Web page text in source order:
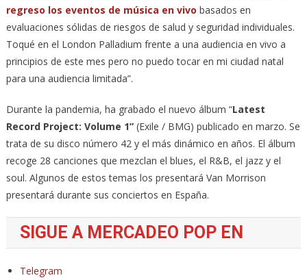
regreso los eventos de música en vivo basados ​​en
evaluaciones sólidas de riesgos de salud y seguridad individuales.
Toqué en el London Palladium frente a una audiencia en vivo a
principios de este mes pero no puedo tocar en mi ciudad natal
para una audiencia limitada”.
Durante la pandemia, ha grabado el nuevo álbum “Latest
Record Project: Volume 1”(Exile / BMG) publicado en marzo. Se
trata de su disco número 42 y el más dinámico en años. El álbum
recoge 28 canciones que mezclan el blues, el R&B, el jazz y el
soul. Algunos de estos temas los presentará Van Morrison
presentará durante sus conciertos en España.
SIGUE A MERCADEO POP EN
Telegram